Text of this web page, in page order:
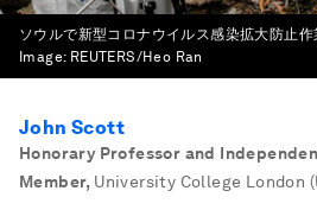
ソウルで新型コロナウイルス感染拡大防止
Image: REUTERS/Heo Ran
John Scott
Honorary Professor and
Member, University College London